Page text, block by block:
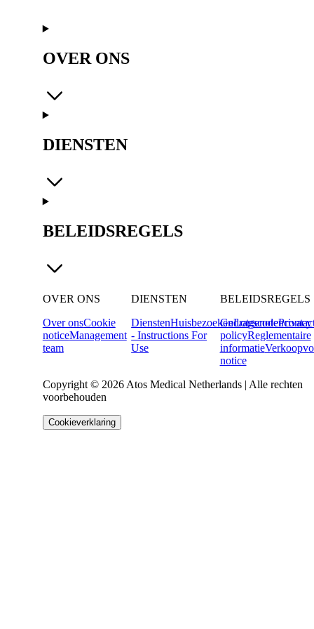
OVER ONS
DIENSTEN
BELEIDSREGELS
OVER ONS
Over onsCookie
noticeManagement
team
DIENSTEN
DienstenHuisbezoeken
- Instructions For
Use
BELEIDSREGELS
GedragscodePrivacy
policyReglementaire
informatie
notice
Copyright © 2026 Atos Medical Netherlands | Alle rechten
voorbehouden
Cookieverklaring